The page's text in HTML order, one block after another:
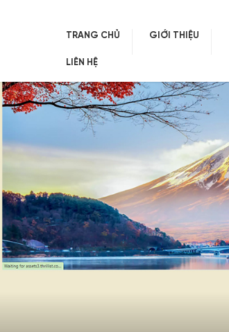
to
content
TRANG CHỦ GIỚI THIỆU
LIÊN HỆ